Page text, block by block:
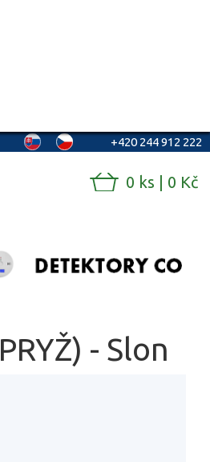
+420 244 912 222
0 ks | 0 Kč
- Slon